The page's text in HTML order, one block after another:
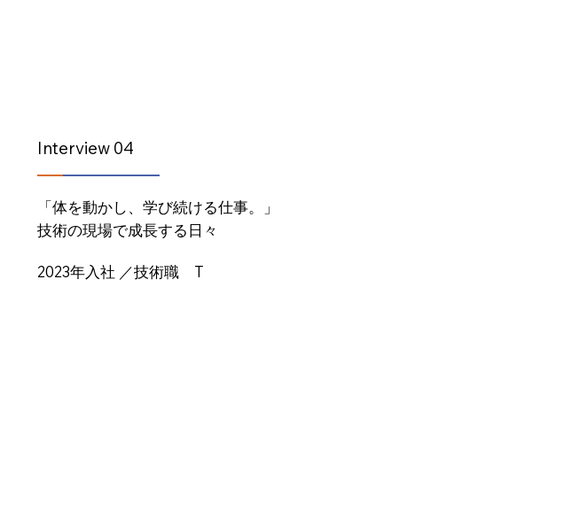
Interview 04
「体を動かし、学び続ける仕事。」
技術の現場で成長する日々
2023年入社 ／技術職 T